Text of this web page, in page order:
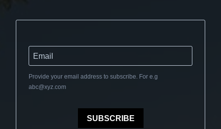
Provide your email address to subscribe. For e.g
abc@xyz.com
SUBSCRIBE